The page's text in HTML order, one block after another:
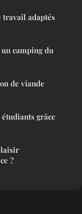
travail adaptés
camping du
de viande
grâce
?